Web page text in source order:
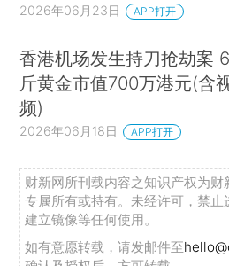
2026年06月23日 APP打开
香港机场发生持刀抢劫案
斤黄金市值700万港元(含
频)
2026年06月18日 APP打开
财新网所刊载内容之知识产权为财
专属所有或持有。未经许可，禁止
建立镜像等任何使用。
如有意愿转载，请发邮件至